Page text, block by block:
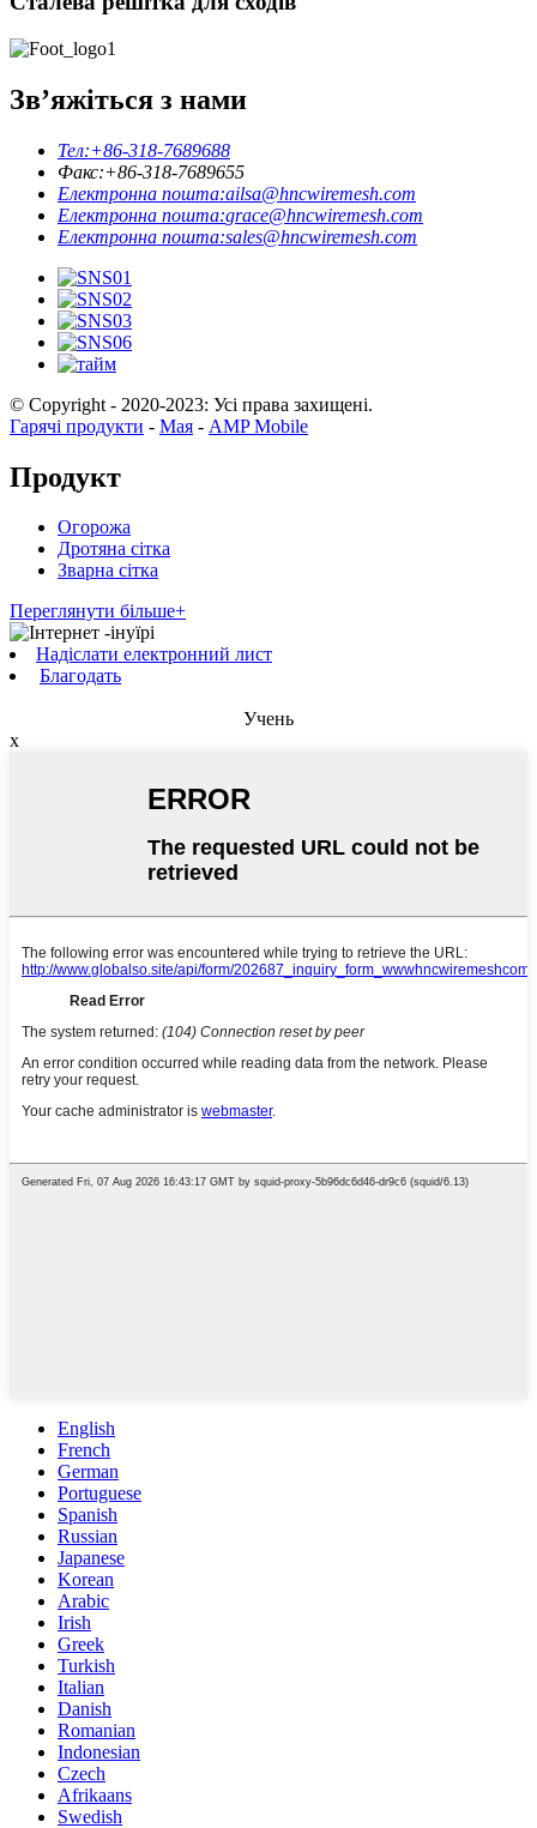
Зв’яжіться з нами
Тел:+86-318-7689688
Факс:+86-318-7689655
Електронна пошта:ailsa@hncwiremesh.com
Електронна пошта:grace@hncwiremesh.com
Електронна пошта:sales@hncwiremesh.com
© Copyright - 2020-2023: Усі права захищені.
Гарячі продукти - Мая - AMP Mobile
Продукт
Огорожа
Дротяна сітка
Зварна сітка
Переглянути більше+
Надіслати електронний лист
Благодать
Учень
x
English
French
German
Portuguese
Spanish
Russian
Japanese
Korean
Arabic
Irish
Greek
Turkish
Italian
Danish
Romanian
Indonesian
Czech
Afrikaans
Swedish